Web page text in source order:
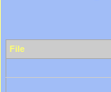
File